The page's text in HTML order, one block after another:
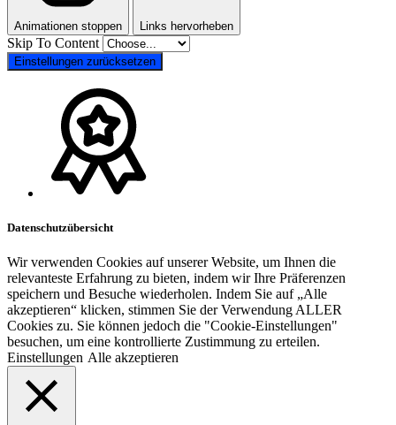
Animationen stoppen Links hervorheben
Skip To Content
Einstellungen zurücksetzen
Datenschutzübersicht
Wir verwenden Cookies auf unserer Website, um Ihnen die
relevanteste Erfahrung zu bieten, indem wir Ihre Präferenzen
speichern und Besuche wiederholen. Indem Sie auf „Alle
akzeptieren“ klicken, stimmen Sie der Verwendung ALLER
Cookies zu. Sie können jedoch die "Cookie-Einstellungen"
besuchen, um eine kontrollierte Zustimmung zu erteilen.
Einstellungen Alle akzeptieren